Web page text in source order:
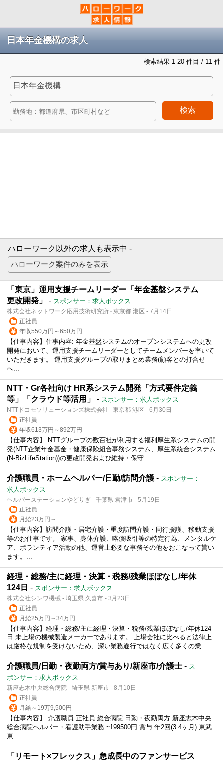
日本年金機構の求人
検索結果 1-20 件目 / 11 件
検索
ハローワーク以外の求人も表示中 -
「東京」運用支援チームリーダー「年金基盤システム
更改開発」
- スポンサー：求人ボックス
株式会社ネットワーク応用技術研究所 - 東京都 港区 - 7月14日
正社員
年収550万円～650万円
【仕事内容】仕事内容: 年金基盤システムのオープンシステムへの更改
開発において、運用支援チームリーダーとしてチームメンバーを率いて
いただきます。 運用支援グループの取りまとめ業務(顧客との打合せ
へ...
NTT・Gr各社向け HR系システム開発「方式要件定義
等」「クラウド等活用」
- スポンサー：求人ボックス
NTTドコモソリューションズ株式会社 - 東京都 港区 - 6月30日
正社員
年収613万円～892万円
【仕事内容】 NTTグループの数百社が利用する福利厚生系システムの開
発(NTT企業年金基金・健康保険組合事務システム、厚生系統合システム
(N-BizLifeStation))の更改開発および維持・保守...
介護職員・ホームヘルパー/日勤/訪問介護 - スポンサー：
求人ボックス
ヘルパーステーションやどりぎ - 千葉県 君津市 - 5月19日
正社員
月給23万円～
【仕事内容】訪問介護・居宅介護・重度訪問介護・同行援護、移動支援
等のお仕事です。 家事、身体介護、喀痰吸引等の特定行為、メンタルケ
ア、ボランティア活動の他、運営上必要な事務その他をおこなって貰い
ます。...
経理・総務/主に経理・決算・税務/残業ほぼなし/年休
124日 - スポンサー：求人ボックス
株式会社シンワ機械 - 埼玉県 久喜市 - 3月23日
正社員
月給25万円～34万円
【仕事内容】経理・総務/主に経理・決算・税務/残業ほぼなし/年休124
日 未上場の機械製造メーカーであります。 上場会社に比べると法律上
は厳格な規制を受けないため、深い業務遂行ではなく広く多くの業...
介護職員/日勤・夜勤両方/賞与あり/新座市/介護士 - ス
ポンサー：求人ボックス
新座志木中央総合病院 - 埼玉県 新座市 - 8月10日
正社員
月給～19万9,500円
【仕事内容】 介護職員 正社員 総合病院 日勤・夜勤両方 新座志木中央
総合病院ヘルパー・看護助手業務 ~199500円 賞与:年2回(3.4ヶ月) 東武
東...
「リモート×フレックス」急成長中のファンサービス